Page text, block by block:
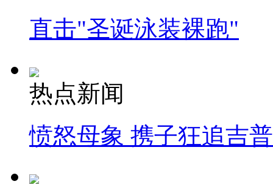
直击"圣诞泳装裸跑"
热点新闻
愤怒母象 携子狂追吉